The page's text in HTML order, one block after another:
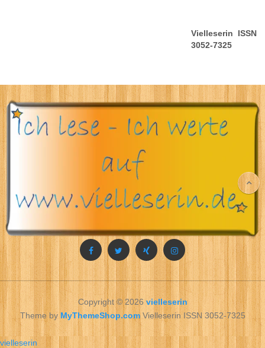
Vielleserin ISSN
3052-7325
Copyright © 2026vielleserin
Theme by MyThemeShop.comVielleserin ISSN 3052-7325
vielleserin